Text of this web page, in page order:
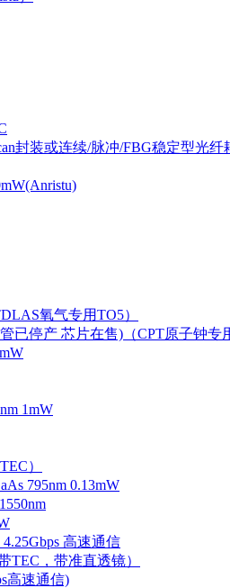
封装或连续/脉冲/FBG稳定型光纤
氧气专用TO5）
已停产 芯片在售)（CPT原子钟专
1mW
）
795nm 0.13mW
高速通信
TEC，带准直透镜）
高速通信)